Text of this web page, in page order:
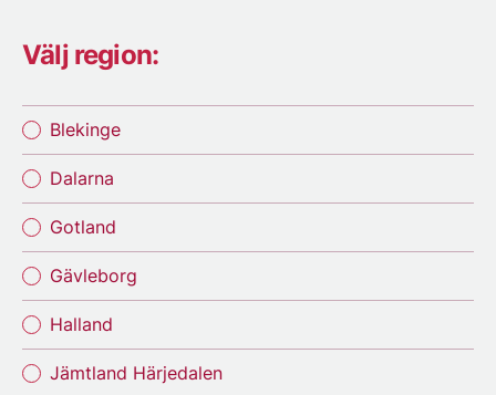
Välj region:
Blekinge
Dalarna
Gotland
Gävleborg
Halland
Jämtland Härjedalen